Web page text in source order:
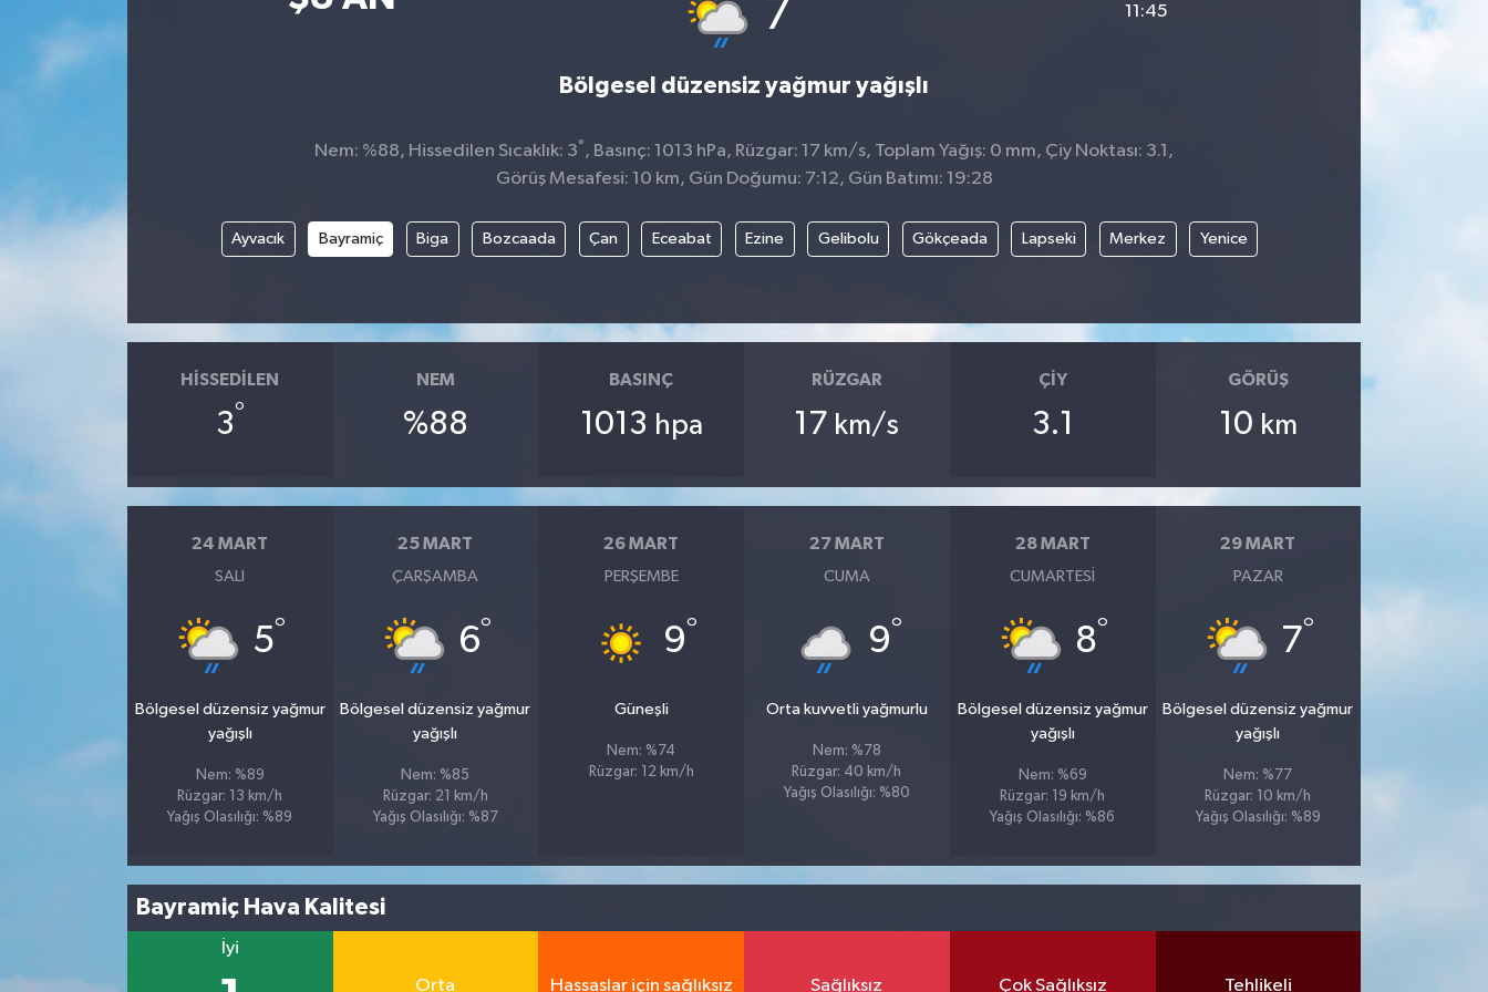
7
Bölgesel düzensiz yağmur yağışlı
11:45
Nem: %88, Hissedilen Sıcaklık: 3° , Basınç: 1013 hPa, Rüzgar: 17 km/s, Toplam Yağış: 0 mm, Çiy Noktası: 3.1,
Görüş Mesafesi: 10 km, Gün Doğumu: 7:12, Gün Batımı: 19:28
Ayvacık Bayramiç Biga Bozcaada Çan Eceabat Ezine Gelibolu Gökçeada Lapseki Merkez Yenice
HISSEDILEN
3°
NEM
%88
BASINÇ
1013 hpa
RÜZGAR
17 km/s
ÇIY
3.1
GÖRÜŞ
10 km
24 MART
SALI
5°
Bölgesel düzensiz yağmur
yağışlı
Nem: %89
Rüzgar: 13 km/h
Yağış Olasılığı: %89
25 MART
ÇARŞAMBA
6°
Bölgesel düzensiz yağmur
yağışlı
Nem: %85
Rüzgar: 21 km/h
Yağış Olasılığı: %87
26 MART
PERŞEMBE
9°
Güneşli
Nem: %74
Rüzgar: 12 km/h
27 MART
CUMA
9°
Orta kuvvetli yağmurlu
Nem: %78
Rüzgar: 40 km/h
Yağış Olasılığı: %80
28 MART
CUMARTESI
8°
Bölgesel düzensiz yağmur
yağışlı
Nem: %69
Rüzgar: 19 km/h
Yağış Olasılığı: %86
29 MART
PAZAR
7°
Bölgesel düzensiz yağmur
yağışlı
Nem: %77
Rüzgar: 10 km/h
Yağış Olasılığı: %89
Bayramiç Hava Kalitesi
İyi
Orta Hassaslar için sağlıksız Sağlıksız Çok Sağlıksız Tehlikeli
Kültür-Sanat
Spor